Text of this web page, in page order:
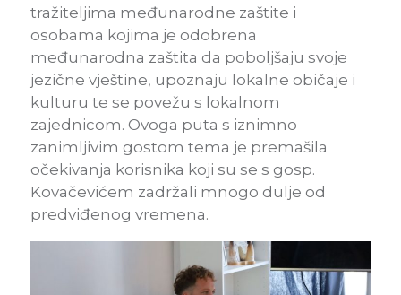
tražiteljima međunarodne zaštite i
osobama kojima je odobrena
međunarodna zaštita da poboljšaju svoje
jezične vještine, upoznaju lokalne običaje i
kulturu te se povežu s lokalnom
zajednicom. Ovoga puta s iznimno
zanimljivim gostom tema je premašila
očekivanja korisnika koji su se s gosp.
Kovačevićem zadržali mnogo dulje od
predviđenog vremena.